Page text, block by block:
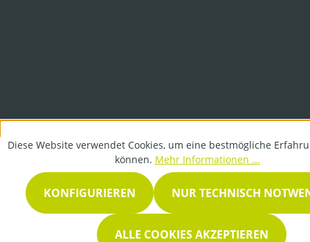
Diese Website verwendet Cookies, um eine bestmögliche
können. Mehr Informationen ...
NUR TECHNISCH
KONFIGURIEREN
ALLE COOKIES AKZEPTIEREN